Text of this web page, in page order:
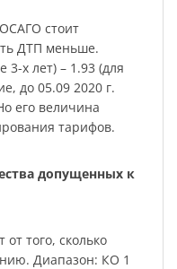
стоит
ДТП меньше.
3-х лет) – 1.93 (для
до 05.09 2020 г.
его величина
тарифов.
допущенных к
того, сколько
Диапазон: КО 1